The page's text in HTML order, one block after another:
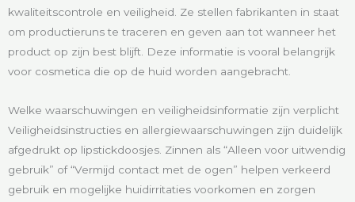
kwaliteitscontrole en veiligheid. Ze stellen fabrikanten in staat
om productieruns te traceren en geven aan tot wanneer het
product op zijn best blijft. Deze informatie is vooral belangrijk
voor cosmetica die op de huid worden aangebracht.
Welke waarschuwingen en veiligheidsinformatie zijn verplicht
Veiligheidsinstructies en allergiewaarschuwingen zijn duidelijk
afgedrukt op lipstickdoosjes. Zinnen als “Alleen voor uitwendig
gebruik” of “Vermijd contact met de ogen” helpen verkeerd
gebruik en mogelijke huidirritaties voorkomen en zorgen